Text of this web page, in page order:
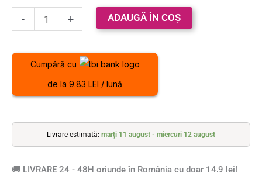
- + ADAUGĂ ÎN COȘ
Cumpără cu
de la 9.83 LEI / lună
Livrare estimată: marți 11 august - miercuri 12 august
🚚 LIVRARE 24 - 48H oriunde în România cu doar 14,9 lei!